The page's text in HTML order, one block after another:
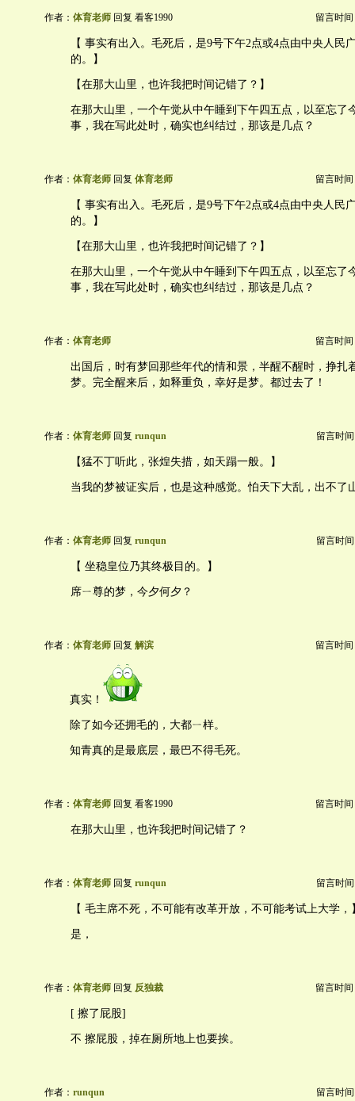
作者： 体育老师 回复 看客1990 留言时间
【 事实有出入。毛死后，是9号下午2点或4点由中央人民
的。】
【在那大山里，也许我把时间记错了？】
在那大山里，一个午觉从中午睡到下午四五点，以至忘了
事，我在写此处时，确实也纠结过，那该是几点？
作者： 体育老师 回复 体育老师 留言时间
【 事实有出入。毛死后，是9号下午2点或4点由中央人民
的。】
【在那大山里，也许我把时间记错了？】
在那大山里，一个午觉从中午睡到下午四五点，以至忘了
事，我在写此处时，确实也纠结过，那该是几点？
作者： 体育老师 留言时间
出国后，时有梦回那些年代的情和景，半醒不醒时，挣扎
梦。完全醒来后，如释重负，幸好是梦。都过去了！
作者： 体育老师 回复 runqun 留言时间
【猛不丁听此，张煌失措，如天蹋一般。】
当我的梦被证实后，也是这种感觉。怕天下大乱，出不了
作者： 体育老师 回复 runqun 留言时间
【 坐稳皇位乃其终极目的。】
席ㄧ尊的梦，今夕何夕？
作者： 体育老师 回复 解滨 留言时间
真实！
除了如今还拥毛的，大都ㄧ样。
知青真的是最底层，最巴不得毛死。
作者： 体育老师 回复 看客1990 留言时间
在那大山里，也许我把时间记错了？
作者： 体育老师 回复 runqun 留言时间
【 毛主席不死，不可能有改革开放，不可能考试上大学，
是，
作者： 体育老师 回复 反独裁 留言时间
[ 擦了屁股]
不 擦屁股，掉在厕所地上也要挨。
作者： runqun 留言时间